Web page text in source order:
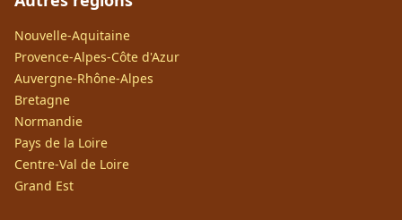
Nouvelle-Aquitaine
Provence-Alpes-Côte d'Azur
Auvergne-Rhône-Alpes
Bretagne
Normandie
Pays de la Loire
Centre-Val de Loire
Grand Est